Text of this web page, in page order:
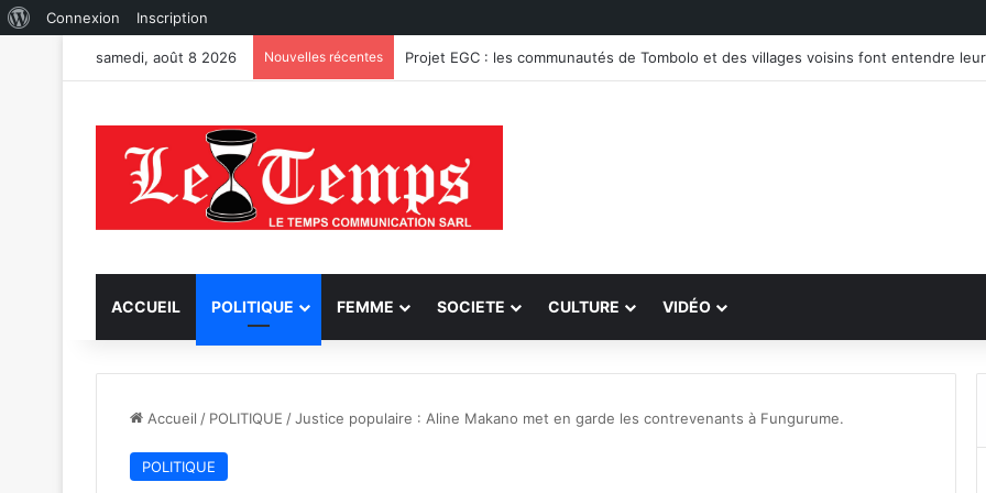
WordPress
Connexion Inscription
samedi, août 8 2026 Nouvelles récentes Fungurume : trois groupes de présumés bandits démantelés à Tenke, Kafwaya et
ACCUEIL POLITIQUE FEMME SOCIETE CULTURE VIDÉO
Accueil / POLITIQUE /Justice populaire : Aline Makano met en garde les contrevenants à Fungurume.
POLITIQUE